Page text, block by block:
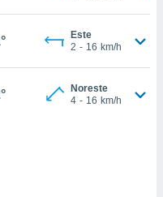
Este
2 - 16 km/h
Noreste
4 - 16 km/h